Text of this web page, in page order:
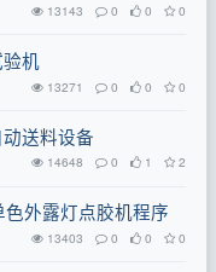
13143 0 0 0
机
13271 0 0 0
送料设备
14648 0 1 2
外露灯点胶机程序
13403 0 0 0